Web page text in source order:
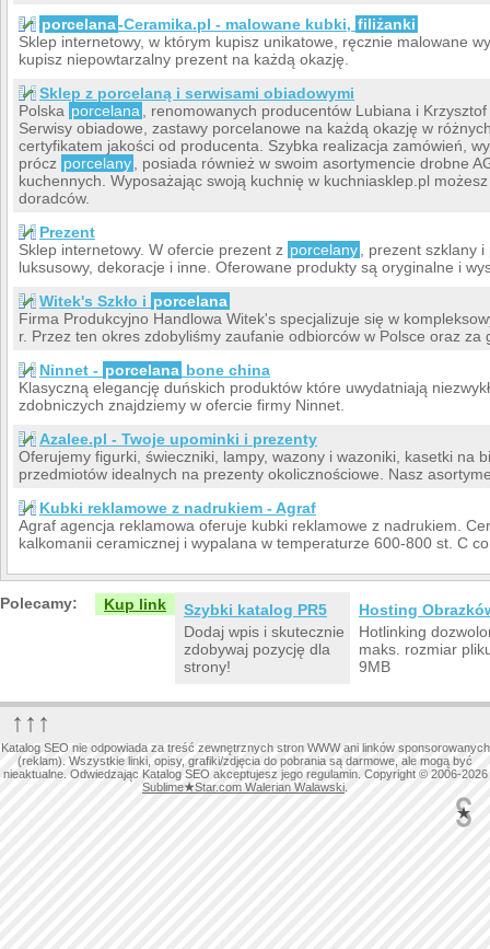
porcelana-Ceramika.pl - malowane kubki, filiżanki
Sklep internetowy, w którym kupisz unikatowe, ręcznie malowane
kupisz niepowtarzalny prezent na każdą okazję.
Sklep z porcelaną i serwisami obiadowymi
Polska porcelana
, renomowanych producentów Lubiana i
Serwisy obiadowe, zastawy porcelanowe na każdą okazję w
certyfikatem jakości od producenta. Szybka realizacja zamówień,
prócz porcelany
, posiada również w swoim asortymencie drobne
kuchennych. Wyposażając swoją kuchnię w kuchniasklep.pl
doradców.
Prezent
Sklep internetowy. W ofercie prezent z porcelany
, prezent szklany
luksusowy, dekoracje i inne. Oferowane produkty są oryginalne i
Witek's Szkło i porcelana
Firma Produkcyjno Handlowa Witek's specjalizuje się w
r. Przez ten okres zdobyliśmy zaufanie odbiorców w Polsce oraz za
Ninnet - porcelana bone china
Klasyczną elegancję duńskich produktów które uwydatniają
zdobniczych znajdziemy w ofercie firmy Ninnet.
Azalee.pl - Twoje upominki i prezenty
Oferujemy figurki, świeczniki, lampy, wazony i wazoniki, kasetki na
przedmiotów idealnych na prezenty okolicznościowe. Nasz
Kubki reklamowe z nadrukiem - Agraf
Agraf agencja reklamowa oferuje kubki reklamowe z nadrukiem.
kalkomanii ceramicznej i wypalana w temperaturze 600-800 st. C
Polecamy: Kup link
Szybki katalog PR5
Dodaj wpis i skutecznie
zdobywaj pozycję dla
strony!
Hosting
Hotlinking
maks. rozmiar
9MB
↑↑↑
Katalog SEO nie odpowiada za treść zewnętrznych stron WWW ani linków sponsorowanych
(reklam). Wszystkie linki, opisy, grafiki/zdjęcia do pobrania są darmowe, ale mogą być
nieaktualne. Odwiedzając Katalog SEO akceptujesz jego regulamin. Copyright © 2006-2026
Sublime★Star.com Walerian Walawski